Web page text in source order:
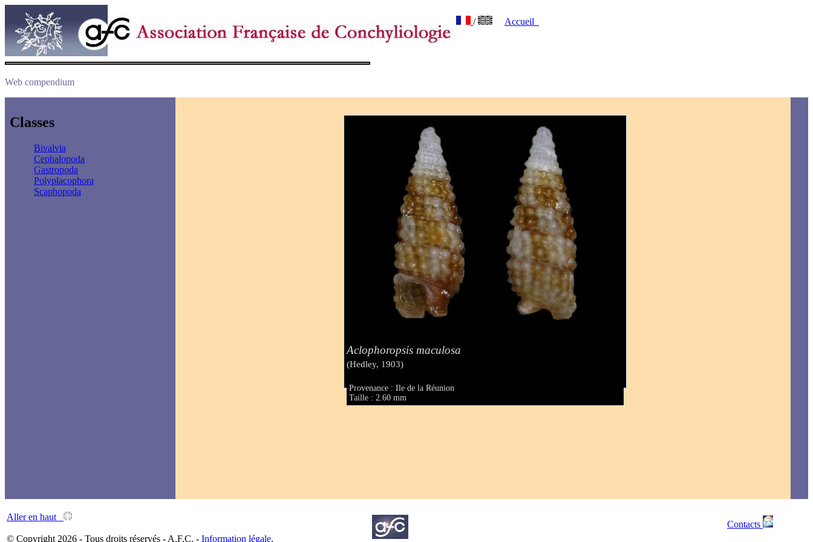
/ Accueil
Web compendium
Classes
Bivalvia
Cephalopoda
Gastropoda
Polyplacophora
Scaphopoda
Aclophoropsis maculosa
(Hedley, 1903)
Provenance : Ile de la Réunion
Taille : 2.60 mm
Aller en haut
© Copyright 2026 - Tous droits réservés - A.F.C. - Information légale.
Contacts